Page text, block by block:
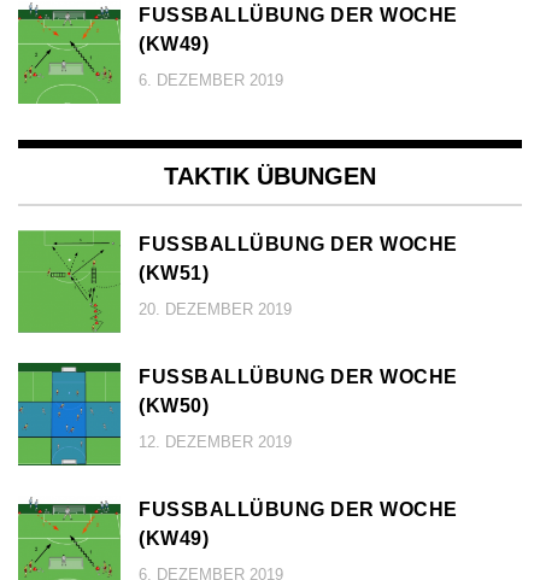
FUSSBALLÜBUNG DER WOCHE (
KW49)
6. DEZEMBER 2019
TAKTIK ÜBUNGEN
FUSSBALLÜBUNG DER WOCHE (
KW51)
20. DEZEMBER 2019
FUSSBALLÜBUNG DER WOCHE (
KW50)
12. DEZEMBER 2019
FUSSBALLÜBUNG DER WOCHE (
KW49)
6. DEZEMBER 2019